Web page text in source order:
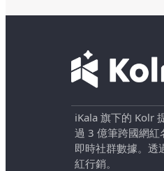
iKala 旗下的 Kolr
過 3 億筆跨國網紅
即時社群數據。透
紅行銷。